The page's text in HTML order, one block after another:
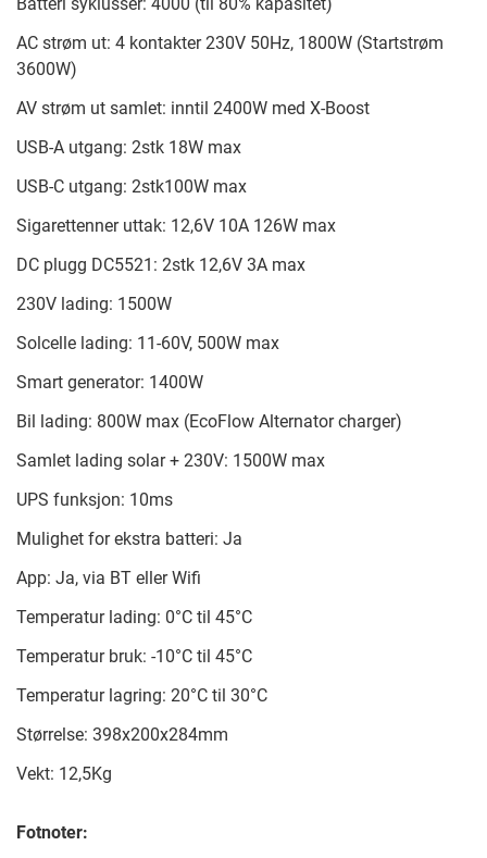
AC strøm ut: 4 kontakter 230V 50Hz, 1800W (Startstrøm
3600W)
AV strøm ut samlet: inntil 2400W med X-Boost
USB-A utgang: 2stk 18W max
USB-C utgang: 2stk100W max
Sigarettenner uttak: 12,6V 10A 126W max
DC plugg DC5521: 2stk 12,6V 3A max
230V lading: 1500W
Solcelle lading: 11-60V, 500W max
Smart generator: 1400W
Bil lading: 800W max (EcoFlow Alternator charger)
Samlet lading solar + 230V: 1500W max
UPS funksjon: 10ms
Mulighet for ekstra batteri: Ja
App: Ja, via BT eller Wifi
Temperatur lading: 0°C til 45°C
Temperatur bruk: -10°C til 45°C
Temperatur lagring: 20°C til 30°C
Størrelse: 398x200x284mm
Vekt: 12,5Kg
Fotnoter: